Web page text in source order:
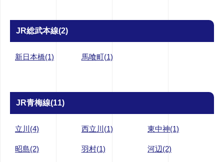
JR総武本線(2)
新日本橋(1) 馬喰町(1)
JR青梅線(11)
立川(4) 西立川(1) 東中神(1)
昭島(2) 羽村(1) 河辺(2)